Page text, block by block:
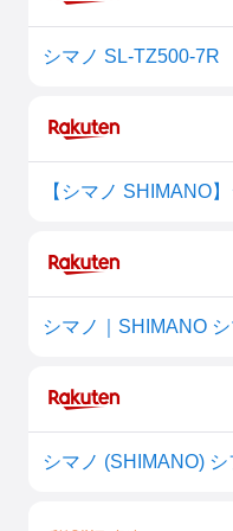
シマノ SL-TZ500-
【シマノ SHIMANO
シマノ｜SHIMANO